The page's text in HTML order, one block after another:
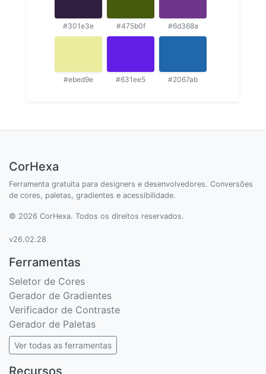
#301e3e #475b0f #6d368a
#ebed9e #631ee5 #2067ab
CorHexa
Ferramenta gratuita para designers e desenvolvedores. Conversões
de cores, paletas, gradientes e acessibilidade.
© 2026 CorHexa. Todos os direitos reservados.
v26.02.28
Ferramentas
Seletor de Cores
Gerador de Gradientes
Verificador de Contraste
Gerador de Paletas
Ver todas as ferramentas
Recursos